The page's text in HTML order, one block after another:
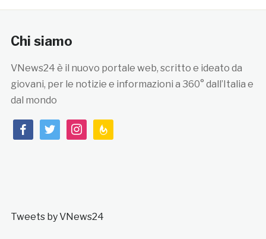
Chi siamo
VNews24 è il nuovo portale web, scritto e ideato da
giovani, per le notizie e informazioni a 360° dall’Italia e
dal mondo
facebooktwitterinstagramfeedburner
Tweets by VNews24